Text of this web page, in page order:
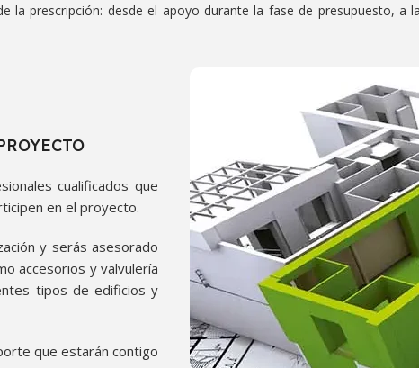
la prescripción: desde el apoyo durante la fase de presupuesto,
cualificados que
en el proyecto.
y serás asesorado
accesorios y valvulería
tipos de edificios y
que estarán contigo